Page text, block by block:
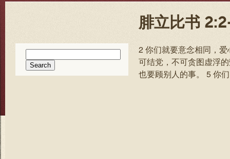
腓立比书
for:
2 你们就要意念相同，
可结党，不可贪图虚浮
也要顾别人的事。 5 你